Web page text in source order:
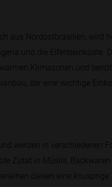
aus Nordostbrasilien, wird
und die
Klimazonen und
der eine wichtige
werden in verschiedenen
Zutat in Müslis,
diesen eine